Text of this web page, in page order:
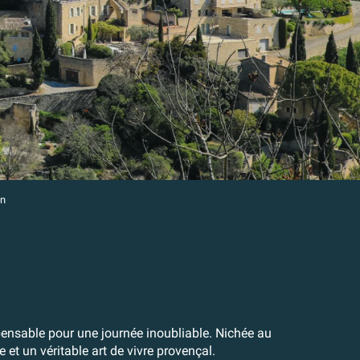
pour une journée inoubliable. Nichée au
et un véritable art de vivre provençal.